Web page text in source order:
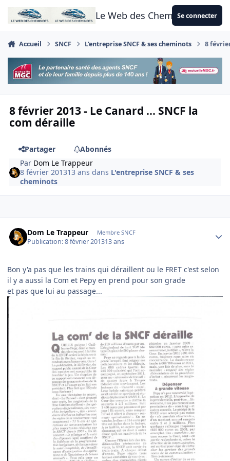
Aller au contenu
Le Web des CheminotsSe connecter
Accueil SNCF L'entreprise SNCF & ses cheminots 8
8 février 2013 - Le Canard ... SNCF la
com déraille
Partager
Abonnés
Par Dom Le Trappeur
8 février 201313 ans dans L'entreprise SNCF & ses
cheminots
Dom Le Trappeur Membre SNCF
Publication:8 février 201313 ans
Bon y'a pas que les trains qui déraillent ou le FRET c'est selon
il y a aussi la Com et Pepy en prend pour son grade
et pas que lui au passage...